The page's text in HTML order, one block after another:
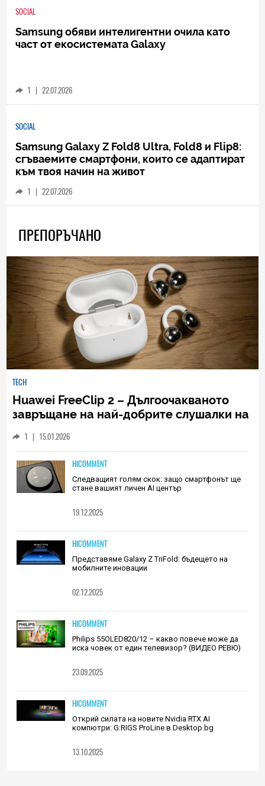
SOCIAL
Samsung обяви интелигентни очила като
част от екосистемата Galaxy
1 | 22.07.2026
SOCIAL
Samsung Galaxy Z Fold8 Ultra, Fold8 и Flip8:
сгъваемите смартфони, които се адаптират
към твоя начин на живот
1 | 22.07.2026
ПРЕПОРЪЧАНО
TECH
Huawei FreeClip 2 – Дългоочакваното
завръщане на най-добрите слушалки на
1 | 15.01.2026
HICOMMENT
Следващият голям скок: защо смартфонът ще
стане вашият личен AI център
19.12.2025
HICOMMENT
Представяме Galaxy Z TriFold: бъдещето на
мобилните иновации
02.12.2025
HICOMMENT
Philips 55OLED820/12 – какво повече може да
иска човек от един телевизор? (ВИДЕО РЕВЮ)
23.09.2025
HICOMMENT
Открий силата на новите Nvidia RTX AI
компютри: G:RIGS ProLine в Desktop.bg
13.10.2025